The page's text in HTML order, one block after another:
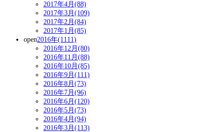
2017年4月(88)
2017年3月(109)
2017年2月(84)
2017年1月(85)
open2016年(1111)
2016年12月(80)
2016年11月(88)
2016年10月(85)
2016年9月(111)
2016年8月(73)
2016年7月(96)
2016年6月(120)
2016年5月(73)
2016年4月(94)
2016年3月(113)